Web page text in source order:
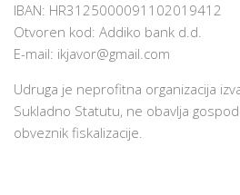
IBAN: HR3125000091102019412
Otvoren kod: Addiko bank d.d.
E-mail: ikjavor@gmail.com
Udruga je neprofitna organizacija
Sukladno Statutu, ne obavlja
obveznik fiskalizacije.